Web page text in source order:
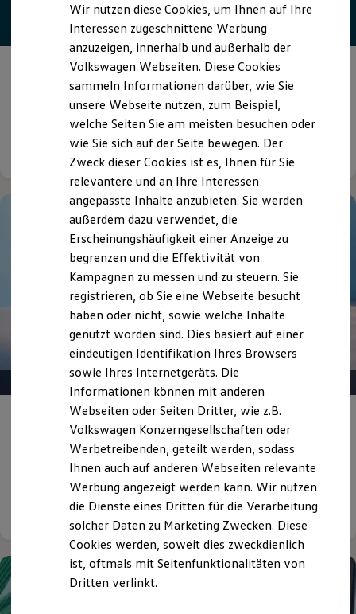
Laden unterwegs
Laden Zuhause
Ladestationen finden
Ladezeitensimulator
Batterie
Sicherheit
Nachhaltigkeit
Technologie
Kosten und Kauf
Kaufoptionen
E-Auto-Förderung
Software und Konnektivität
Die ID. Software 6
ID. Software Versionen und Updates
Digitale Extras
Schnittstellen zu Ihrem ID.
Hybridautos
Marke und Erlebnis
Volkswagen R und R Experience
R-Modelle
R Experience
Driving Experience
Volkswagen entdecken
Werkbesichtigung
Lifestyle Shop
T-Roc Kollektion
Golf Kollektion
ID. Kollektion
Volkswagen Kollektion
R-Kollektion
GTI Kollektion
Fußball Drop
we drive football
#wedriveproud
Besitzer und Service
Software Updates
Service und Ersatzteile
Wir sichern Ihre Mobilität
ganzheitlich. zuverlässig. flexibel.
Details ansehen
Gepflegt, geprüft und für gut befunden.
Volkswagen Zertifizierte
Gebrauchtwagen.
Details ansehen
Wir nutzen diese Cookies, um Ihnen auf Ihre
Interessen zugeschnittene Werbung
anzuzeigen, innerhalb und außerhalb der
Volkswagen Webseiten. Diese Cookies
sammeln Informationen darüber, wie Sie
unsere Webseite nutzen, zum Beispiel,
welche Seiten Sie am meisten besuchen oder
wie Sie sich auf der Seite bewegen. Der
Zweck dieser Cookies ist es, Ihnen für Sie
relevantere und an Ihre Interessen
angepasste Inhalte anzubieten. Sie werden
außerdem dazu verwendet, die
Erscheinungshäufigkeit einer Anzeige zu
begrenzen und die Effektivität von
Kampagnen zu messen und zu steuern. Sie
registrieren, ob Sie eine Webseite besucht
haben oder nicht, sowie welche Inhalte
genutzt worden sind. Dies basiert auf einer
eindeutigen Identifikation Ihres Browsers
sowie Ihres Internetgeräts. Die
Informationen können mit anderen
Webseiten oder Seiten Dritter, wie z.B.
Volkswagen Konzerngesellschaften oder
Werbetreibenden, geteilt werden, sodass
Ihnen auch auf anderen Webseiten relevante
Werbung angezeigt werden kann. Wir nutzen
die Dienste eines Dritten für die Verarbeitung
solcher Daten zu Marketing Zwecken. Diese
Cookies werden, soweit dies zweckdienlich
ist, oftmals mit Seitenfunktionalitäten von
Dritten verlinkt.